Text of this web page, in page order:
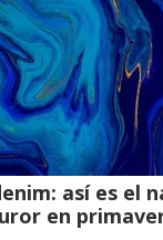
así es el
en